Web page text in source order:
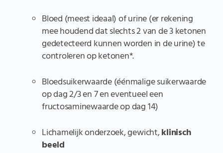
Bloed (meest ideaal) of urine (er rekening
mee houdend dat slechts 2 van de 3 ketonen
gedetecteerd kunnen worden in de urine) te
controleren op ketonen*.
Bloedsuikerwaarde (éénmalige suikerwaarde
op dag 2/3 en 7 en eventueel een
fructosaminewaarde op dag 14)
Lichamelijk onderzoek, gewicht,klinisch
beeld